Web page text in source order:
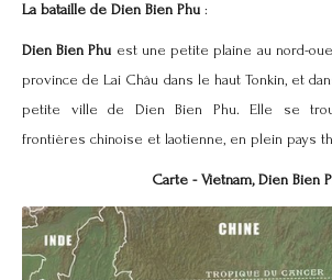
La bataille de Dien Bien Phu :
Dien Bien Phu est une petite plaine au nord-
province de Lai Châu dans le haut Tonkin, et
petite ville de Dien Bien Phu. Elle se
frontières chinoise et laotienne, en plein pays
Carte -Vietnam, Dien Bien